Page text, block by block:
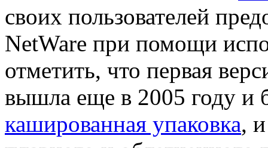
своих пользователей
NetWare при помощи
отметить, что первая
вышла еще в 2005 году и
кашированная упаковка,